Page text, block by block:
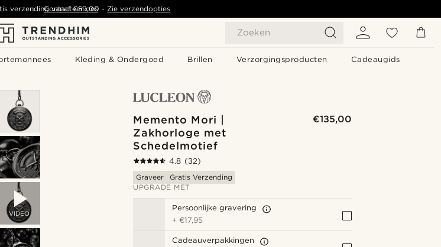
Zoeken
Kleding & Ondergoed Brillen Verzorgingsproducten Cadeaugids
verzending vanaf€59,00 -Zie verzendopties
Contacteer ons
VIDEO
Memento Mori |
Zakhorloge met
Schedelmotief
€135,00
4.8 (32)
Graveer
Gratis Verzending
UPGRADE MET
Persoonlijke gravering
+€17,95
Cadeauverpakkingen